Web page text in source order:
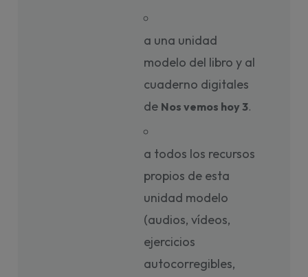
a una unidad
modelo del libro y al
cuaderno digitales
de Nos vemos hoy 3.
a todos los recursos
propios de esta
unidad modelo
(audios, vídeos,
ejercicios
autocorregibles,